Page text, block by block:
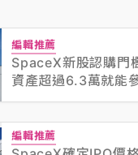
編輯推薦
SpaceX新股認購門
資產超過6.3萬就能
編輯推薦